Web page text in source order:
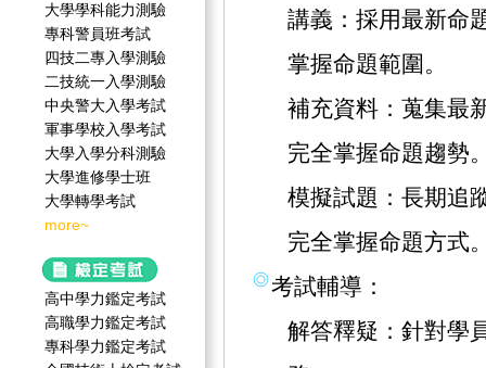
大學學科能力測驗
專科警員班考試
四技二專入學測驗
二技統一入學測驗
中央警大入學考試
軍事學校入學考試
大學入學分科測驗
大學進修學士班
大學轉學考試
more~
高中學力鑑定考試
高職學力鑑定考試
專科學力鑑定考試
講義：採用最新命
掌握命題範圍。
補充資料：蒐集最
完全掌握命題趨勢
模擬試題：長期追
完全掌握命題方式
考試輔導：
解答釋疑：針對學